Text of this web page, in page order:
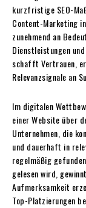
kurzfristige SEO-
Content-Marketing
zunehmend an
Dienstleistungen
schafft Vertrauen,
Relevanzsignale an
Im digitalen
einer Website über
Unternehmen, die
und dauerhaft in
regelmäßig
gelesen wird,
Aufmerksamkeit
Top-Platzierungen